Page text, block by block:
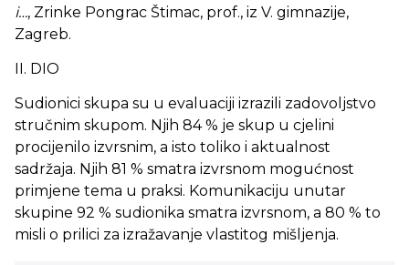
i…, Zrinke Pongrac Štimac, prof., iz V. gimnazije,
Zagreb.
II. DIO
Sudionici skupa su u evaluaciji izrazili zadovoljstvo
stručnim skupom. Njih 84 % je skup u cjelini
procijenilo izvrsnim, a isto toliko i aktualnost
sadržaja. Njih 81 % smatra izvrsnom mogućnost
primjene tema u praksi. Komunikaciju unutar
skupine 92 % sudionika smatra izvrsnom, a 80 % to
misli o prilici za izražavanje vlastitog mišljenja.